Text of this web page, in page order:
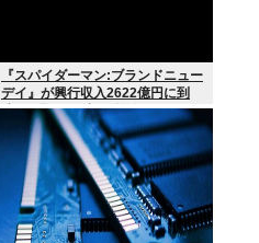
『スパイダーマン:ブランドニュー
デイ』が興行収入2622億円に到
達！2週目も好調に推移へ